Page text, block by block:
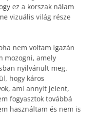
ez a korszak nálam
vizuális világ része
nem voltam igazán
mozogni, amely
nyilvánult meg.
hogy káros
ami annyit jelent,
fogyasztok továbbá
használtam és nem is